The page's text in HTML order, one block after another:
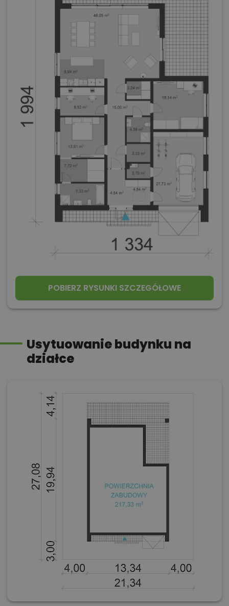
POBIERZ RYSUNKI SZCZEGÓŁOWE
Usytuowanie budynku na
działce